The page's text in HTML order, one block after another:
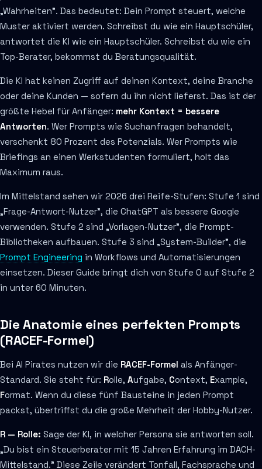
„Wahrheiten". Das bedeutet: Dein Prompt steuert, welche
Muster aktiviert werden. Schreibst du wie ein Hauptschüler,
antwortet die KI wie ein Hauptschüler. Schreibst du wie ein
Top-Berater, bekommst du Beratungsqualität.
Die KI hat keinen Zugriff auf deinen Kontext, deine Branche
oder deine Kunden — sofern du ihn nicht lieferst. Das ist der
größte Hebel für Anfänger: mehr Kontext = bessere
Antworten. Wer Prompts wie Suchanfragen behandelt,
verschenkt 80 Prozent des Potenzials. Wer Prompts wie
Briefings an einen Werkstudenten formuliert, holt das
Maximum raus.
Im Mittelstand sehen wir 2026 drei Reife-Stufen: Stufe 1 sind
„Frage-Antwort-Nutzer", die ChatGPT als bessere Google
verwenden. Stufe 2 sind „Vorlagen-Nutzer", die Prompt-
Bibliotheken aufbauen. Stufe 3 sind „System-Builder", die
Prompt Engineering in Workflows und Automatisierungen
einsetzen. Dieser Guide bringt dich von Stufe 0 auf Stufe 2
in unter 60 Minuten.
Die Anatomie eines perfekten Prompts
(RACEF-Formel)
Bei AI Pirates nutzen wir die RACEF-Formel als Anfänger-
Standard. Sie steht für: Rolle, Aufgabe, Context, Example,
Format. Wenn du diese fünf Bausteine in jeden Prompt
packst, übertriffst du die große Mehrheit der Hobby-Nutzer.
R — Rolle: Sage der KI, in welcher Persona sie antworten soll.
„Du bist ein Steuerberater mit 15 Jahren Erfahrung im DACH-
Mittelstand." Diese Zeile verändert Tonfall, Fachsprache und